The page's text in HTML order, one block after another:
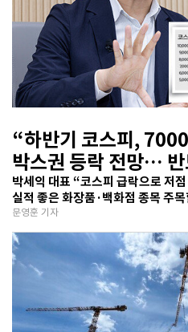
“하반기 코스피,
박스권 등락 전망…
반영 주시해야”
박세익 대표 “코스피 급락으로 저
실적 좋은 화장품·백화점 종목 주
문영훈 기자